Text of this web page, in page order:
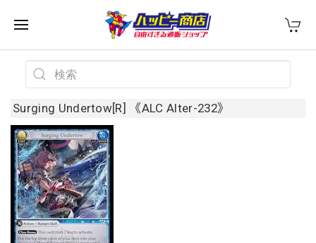
Surging Undertow[R] 《ALC Alter-232》